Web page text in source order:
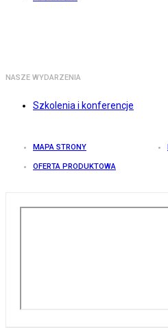
NASZE WYDARZENIA
Szkolenia i konferencje
MAPA STRONY
OFERTA PRODUKTOWA